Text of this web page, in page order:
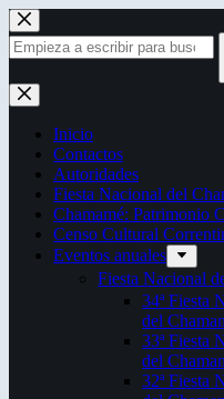
Saltar
al
contenido
Sin
resultados
Inicio
Contactos
Autoridades
Fiesta Nacional del
Chamamé: Patrimonio
Censo Cultural
Eventos anuales
Fiesta Nacional
34ª Fiesta
del
33ª Fiesta
del
32ª Fiesta